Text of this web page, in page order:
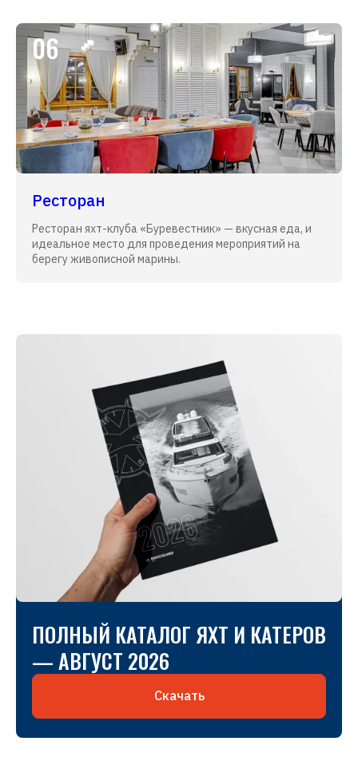
06
Ресторан
Ресторан яхт-клуба «Буревестник» — вкусная еда, и
идеальное место для проведения мероприятий на
берегу живописной марины.
ПОЛНЫЙ КАТАЛОГ ЯХТ И КАТЕРОВ
— АВГУСТ 2026
Скачать